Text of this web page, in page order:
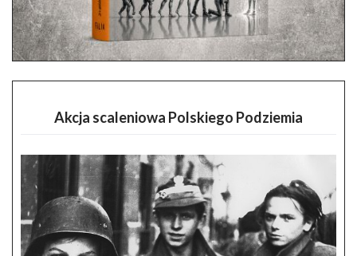
Akcja scaleniowa Polskiego Podziemia